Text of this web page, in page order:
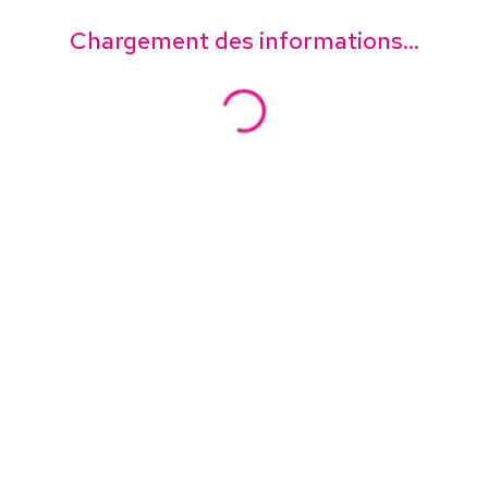
Chargement des informations...